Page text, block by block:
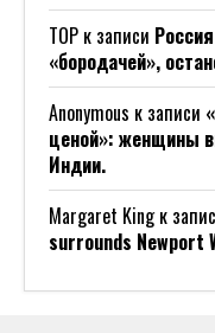
ТОР к записи
«бородачей»,
Anonymous к записи
ценой»: женщины
Индии.
Margaret Kingк
surrounds Newport